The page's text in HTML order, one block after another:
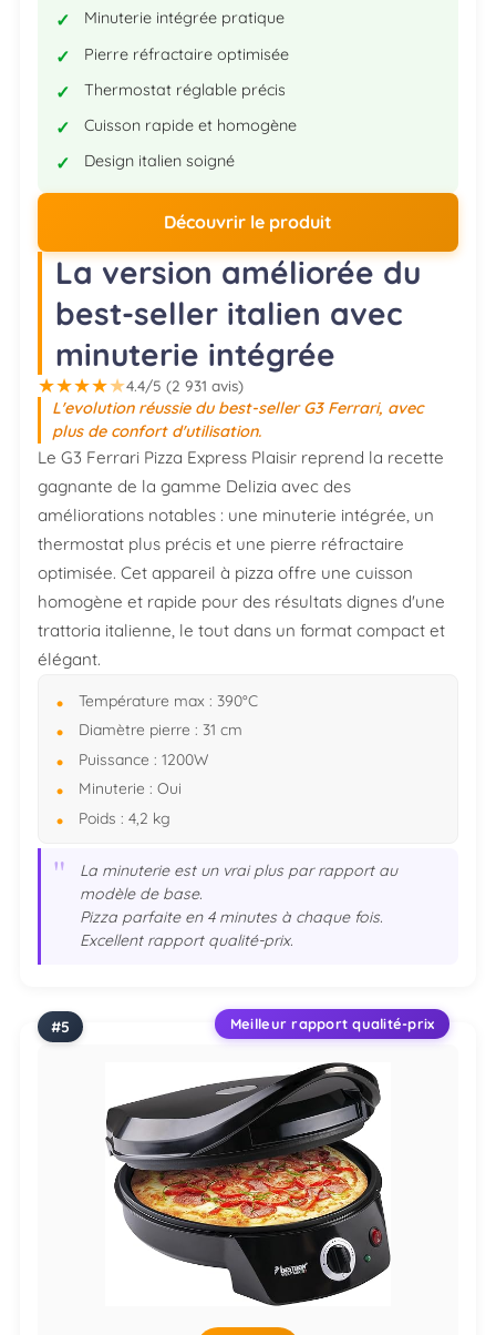
Minuterie intégrée pratique
Pierre réfractaire optimisée
Thermostat réglable précis
Cuisson rapide et homogène
Design italien soigné
Découvrir le produit
La version améliorée du
best-seller italien avec
minuterie intégrée
★★★★★4.4/5 (2 931 avis)
L'evolution réussie du best-seller G3 Ferrari, avec
plus de confort d'utilisation.
Le G3 Ferrari Pizza Express Plaisir reprend la recette
gagnante de la gamme Delizia avec des
améliorations notables : une minuterie intégrée, un
thermostat plus précis et une pierre réfractaire
optimisée. Cet appareil à pizza offre une cuisson
homogène et rapide pour des résultats dignes d'une
trattoria italienne, le tout dans un format compact et
élégant.
Température max : 390°C
Diamètre pierre : 31 cm
Puissance : 1200W
Minuterie : Oui
Poids : 4,2 kg
"
La minuterie est un vrai plus par rapport au
modèle de base.
Pizza parfaite en 4 minutes à chaque fois.
Excellent rapport qualité-prix.
Meilleur rapport qualité-prix